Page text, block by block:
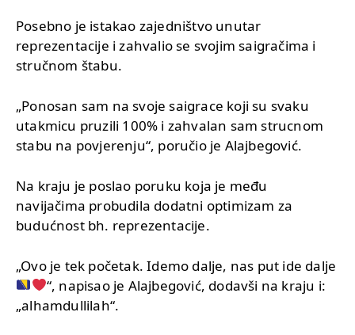
Posebno je istakao zajedništvo unutar
reprezentacije i zahvalio se svojim saigračima i
stručnom štabu.
„Ponosan sam na svoje saigrace koji su svaku
utakmicu pruzili 100% i zahvalan sam strucnom
stabu na povjerenju“, poručio je Alajbegović.
Na kraju je poslao poruku koja je među
navijačima probudila dodatni optimizam za
budućnost bh. reprezentacije.
„Ovo je tek početak. Idemo dalje, nas put ide dalje
“, napisao je Alajbegović, dodavši na kraju i:
„alhamdullilah“.